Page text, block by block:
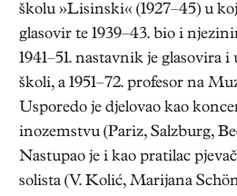
školu »Lisinski« (1927–45) u
glasovir te 1939–43. bio i
1941–51. nastavnik je glasovira
školi, a 1951–72. profesor na
Usporedo je djelovao kao
inozemstvu (Pariz, Salzburg,
Nastupao je i kao pratilac
solista (V. Kolić, Marijana